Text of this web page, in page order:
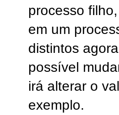
processo
em um
distintos
possível
irá alterar o
exemplo.